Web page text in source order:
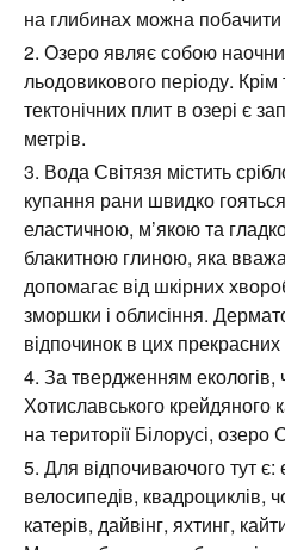
Вода Світязя містить
купання рани швидко
еластичною, м’якою та
блакитною глиною, яка
допомагає від шкірних
зморшки і облисіння.
відпочинок в цих прекрасних
За твердженням екологів,
Хотиславського крейдяного
на території Білорусі, озеро
Для відпочиваючого тут є:
велосипедів, квадроциклів,
катерів, дайвінг, яхтинг,
Можна збирати гриби та
брусниця, журавлина), а
дітей – надувні гірки та
В озерах водиться 344
поширеними видами є: